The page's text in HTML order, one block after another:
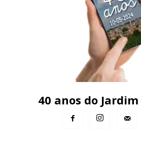
40 anos do